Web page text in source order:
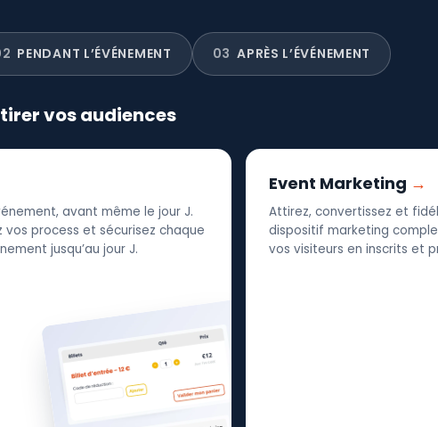
PENDANT L’ÉVÉNEMENT 03 APRÈS L’ÉVÉNEMENT
vos audiences
avant même le jour J.
process et sécurisez chaque
jusqu’au jour J.
Event Marketing
Attirez, convertissez et
dispositif marketing
vos visiteurs en inscrits et